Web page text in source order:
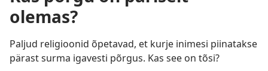
olemas?
Paljud religioonid õpetavad, et kurje inimesi piinatakse
pärast surma igavesti põrgus. Kas see on tõsi?